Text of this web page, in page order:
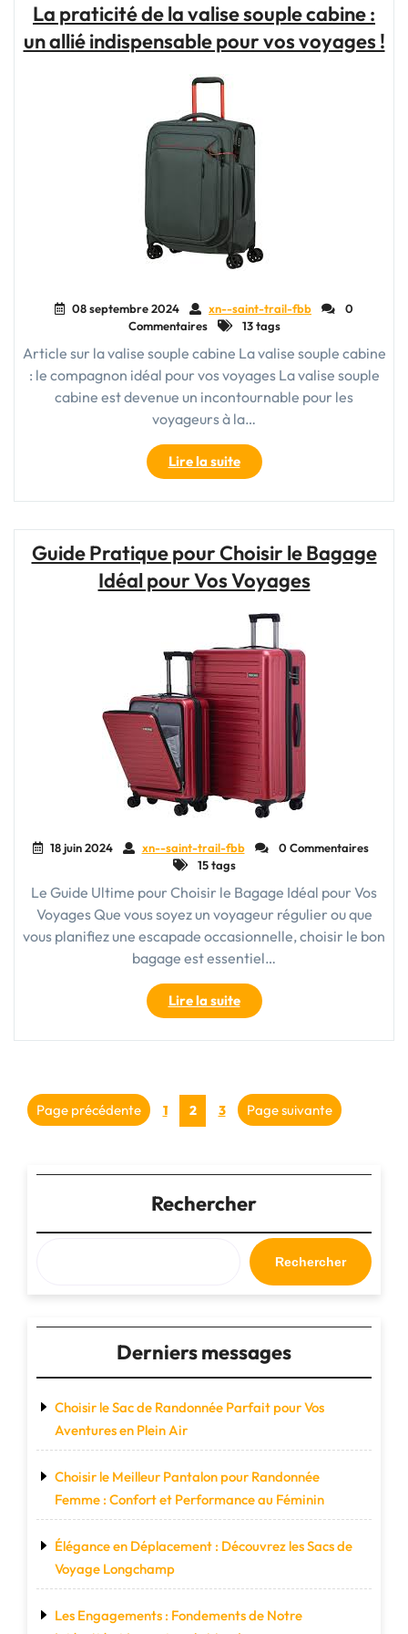
les
Valises
Léger"
La praticité de la valise souple cabine :
un allié indispensable pour vos voyages !
08 septembre 2024 xn--saint-trail-fbb
0
Commentaires
13 tags
Article sur la valise souple cabine La valise souple cabine
: le compagnon idéal pour vos voyages La valise souple
cabine est devenue un incontournable pour les
voyageurs à la…
Lire la suite"La
praticité
de
souple
cabine
un
allié
indispensable
pour
vos
voyages
!"
Guide Pratique pour Choisir le Bagage
Idéal pour Vos Voyages
18 juin 2024 xn--saint-trail-fbb
0 Commentaires
15 tags
Le Guide Ultime pour Choisir le Bagage Idéal pour Vos
Voyages Que vous soyez un voyageur régulier ou que
vous planifiez une escapade occasionnelle, choisir le bon
bagage est essentiel…
Lire la suite"Guide
Pratique
pour
Bagage
Idéal
Voyages"
Pagination
publications
Page précédente Page
1 Page
2 Page
3 Page suivante
Rechercher
Rechercher
Derniers messages
Choisir le Sac de Randonnée Parfait pour Vos
Aventures en Plein Air
Choisir le Meilleur Pantalon pour Randonnée
Femme : Confort et Performance au Féminin
Élégance en Déplacement : Découvrez les Sacs de
Voyage Longchamp
Les Engagements : Fondements de Notre